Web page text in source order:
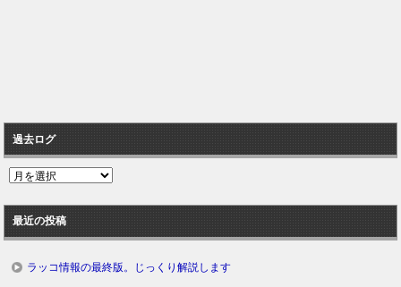
過去ログ
過
ロ
グ
最近の投稿
ラッコ情報の最終版。じっくり解説します